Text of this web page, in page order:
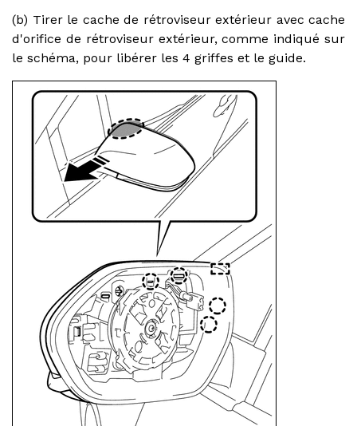
(b) Tirer le cache de rétroviseur extérieur avec cache
d'orifice de rétroviseur extérieur, comme indiqué sur
le schéma, pour libérer les 4 griffes et le guide.